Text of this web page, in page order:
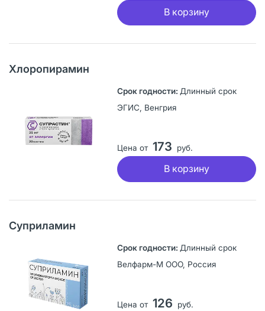
В корзину
Хлоропирамин
Длинный срок
ЭГИС, Венгрия
Цена от 173 руб.
В корзину
Суприламин
Длинный срок
Велфарм-М ООО, Россия
Цена от 126 руб.